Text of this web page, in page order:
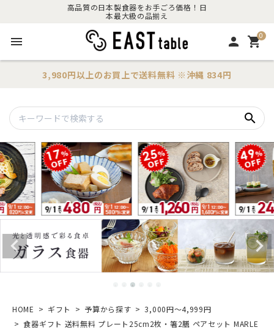
高品質の日本製食器をお手ごろ価格！日
本最大級の品揃え
menu person 0
shopping_cart
3,980円以上のお買上で送料無料 ※沖縄 834円
search
HOME ギフト 予算から探す
3,000円～4,999円
食器ギフト 送料無料 プレート25cm2枚・箸2膳 ペアセット MARLE